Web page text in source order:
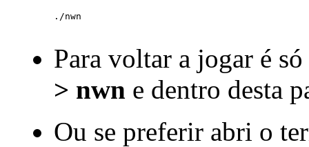
Para voltar a jogar é
> nwn e dentro desta
Ou se preferir abri o